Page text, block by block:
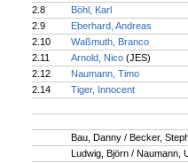
2.8
Böhl, Karl
2.9
Eberhard, Andreas
2.10
Waßmuth, Branco
2.11
Arnold, Nico (JES)
2.12
Naumann, Timo
2.14
Tiger, Innocent
Bau, Danny / Becker,
Ludwig, Björn / Naumann,